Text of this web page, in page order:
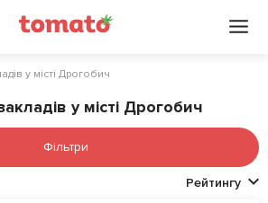
у місті Дрогобич
у місті Дрогобич
Фільтри
Рейтингу